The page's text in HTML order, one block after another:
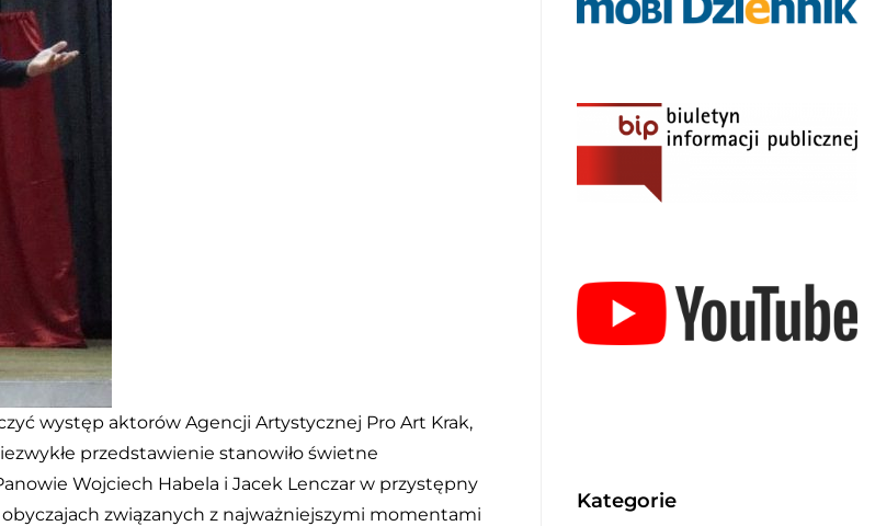
występ aktorów Agencji Artystycznej Pro Art Krak,
przedstawienie stanowiło świetne
Wojciech Habela i Jacek Lenczar w przystępny
związanych z najważniejszymi momentami
Kategorie